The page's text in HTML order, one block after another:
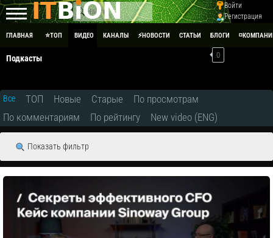
Войти
Регистрация
ГЛАВНАЯ ⭐ТОП ВИДЕО КАНАЛЫ ⚡НОВОСТИ СТАТЬИ БЛОГИ
0
Подкасты
Все ТОП Новые Старые
По просмотрам
По комментариям
По рейтингу New video (ENG)
Показать фильтр